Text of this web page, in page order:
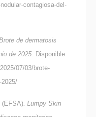
contagiosa-del-
de dermatosis
de 2025. Disponible
07/03/brote-
Lumpy Skin